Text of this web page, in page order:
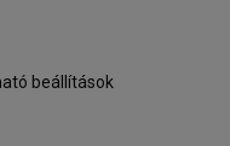
beállítások